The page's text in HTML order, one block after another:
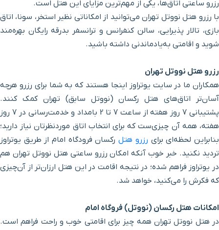
خزانه
چشمه علی ۴۹ دقیقه با خودرو (۴۸ کیلومتر و ۵۸۳ متر)
ایستگاه راه آهن ۵۶ دقیقه با خودرو (۴۹ کیلومتر و ۲۸۸ متر)
ایستگاه قطار شهری راه
آهن
۵۵ دقیقه با خودرو (۴۹ کیلومتر و ۳۱۰ متر)
ترمینال جنوب ۵۵ دقیقه با خودرو (۴۹ کیلومتر و ۳۸۸ متر)
میدان راه آهن ۵۶ دقیقه با خودرو (۴۹ کیلومتر و ۵۰۹ متر)
ایستگاه قطار شهری
شوش
۵۵ دقیقه با خودرو (۵۰ کیلومتر و ۳۰۳ متر)
رزرو ساعتی اتاق‌ها، یکی از مهم‌ترین مزایای این هتل است.
با رزرو هتل نووتل تهران می‌توانید از امکاناتی نظیر استخر، سونا، اتاق
بازی، تالار پذیرایی، سالن کنفرانس و ترانسفر بدرقه رایگان بهره‌مند
شوید و اقامتی به‌یادماندنی داشته باشید.
رزرو هتل نووتل تهران
همکاران ما در سایت یوتراوز اینجا هستند که به شما برای رزرو هرچه
آسان‌تر اتاق‌های هتل رکسان (نووتل سابق) تهران کمک کنند.
پشتیبانی 7 روز هفته از ساعت 7 تا 2 بامداد و خدمت‌رسانی در 7 روز
هفته، همه آن چیزی‌ست که برای انتخاب اتاق‌ موردنظرتان نیاز دارید؛
بنابراین لحظه‌ای برای رزرو هتلرکسان فرودگاه امام از طریق یوتراوز
تردید نکنید. خبر خوب آنکه امکان رزرو ساعتی هتل نووتل تهران هم
در یوتراوز فراهم شده؛ در نتیجه اقامت در این هتل ارزان‌تر از آن‌چیزی
که فکرش را می‌کنید، خواهد شد.
امکانات هتل رکسان (نووتل) فروگاه امام
در هتل نووتل تهران همه چیز برای اقامتی خوب و راحت فراهم است.